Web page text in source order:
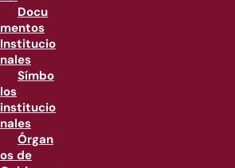
Docu
mentos
Institucio
nales
Símbo
los
institucio
nales
Órgan
os de